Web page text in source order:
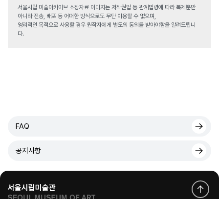
서울시립 미술아카이브 소장자료 이미지는 저작권법 등 관계법령에 따라 복제뿐만
아니라 전송, 배포 등 어떠한 방식으로도 무단 이용할 수 없으며,
영리적인 목적으로 사용할 경우 원작자에게 별도의 동의를 받아야함을 알려드립니
다.
FAQ
공지사항